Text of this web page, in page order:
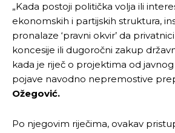
„Kada postoji politička volja ili
ekonomskih i partijskih struktura,
pronalaze ‘pravni okvir’ da
koncesije ili dugoročni zakup
kada je riječ o projektima od
pojave navodno nepremostive
Ožegović.
Po njegovim riječima, ovakav